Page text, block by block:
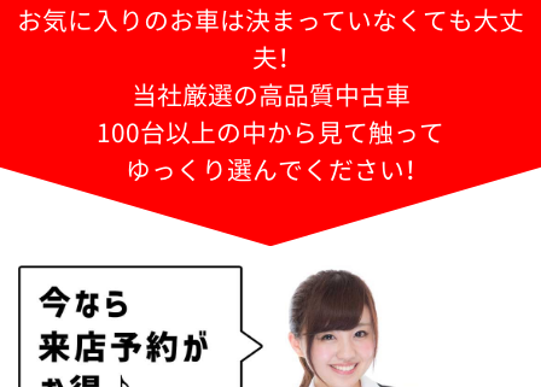
お気に入りのお車は決まっていなくても大丈
夫！
当社厳選の高品質中古車
100台以上の中から見て触って
ゆっくり選んでください！